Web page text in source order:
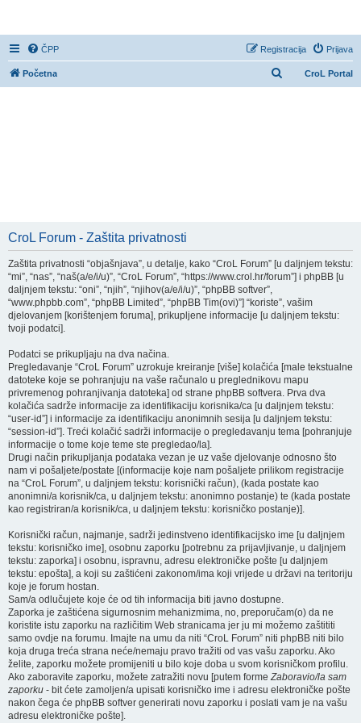
ČPP Prijava
Registracija
CroL Portal
Početna
CroL Forum - Zaštita privatnosti
Zaštita privatnosti “objašnjava”, u detalje, kako “CroL Forum” [u daljnjem tekstu:
“mi”, “nas”, “naš(a/e/i/u)”, “CroL Forum”, “https://www.crol.hr/forum”] i phpBB [u
daljnjem tekstu: “oni”, “njih”, “njihov(a/e/i/u)”, “phpBB softver”,
“www.phpbb.com”, “phpBB Limited”, “phpBB Tim(ovi)”] “koriste”, vašim
djelovanjem [korištenjem foruma], prikupljene informacije [u daljnjem tekstu:
tvoji podatci].
Podatci se prikupljaju na dva načina.
Pregledavanje “CroL Forum” uzrokuje kreiranje [više] kolačića [male tekstualne
datoteke koje se pohranjuju na vaše računalo u preglednikovu mapu
privremenog pohranjivanja datoteka] od strane phpBB softvera. Prva dva
kolačića sadrže informacije za identifikaciju korisnika/ca [u daljnjem tekstu:
“user-id”] i informacije za identifikaciju anonimnih sesija [u daljnjem tekstu:
“session-id”]. Treći kolačić sadrži informacije o pregledavanju tema [pohranjuje
informacije o tome koje teme ste pregledao/la].
Drugi način prikupljanja podataka vezan je uz vaše djelovanje odnosno što
nam vi pošaljete/postate [(informacije koje nam pošaljete prilikom registracije
na “CroL Forum”, u daljnjem tekstu: korisnički račun), (kada postate kao
anonimni/a korisnik/ca, u daljnjem tekstu: anonimno postanje) te (kada postate
kao registriran/a korisnik/ca, u daljnjem tekstu: korisničko postanje)].
Korisnički račun, najmanje, sadrži jedinstveno identifikacijsko ime [u daljnjem
tekstu: korisničko ime], osobnu zaporku [potrebnu za prijavljivanje, u daljnjem
tekstu: zaporka] i osobnu, ispravnu, adresu elektroničke pošte [u daljnjem
tekstu: epošta], a koji su zaštićeni zakonom/ima koji vrijede u državi na teritoriju
koje je forum hostan.
Sam/a odlučujete koje će od tih informacija biti javno dostupne.
Zaporka je zaštićena sigurnosnim mehanizmima, no, preporučam(o) da ne
koristite istu zaporku na različitim Web stranicama jer ju mi možemo zaštititi
samo ovdje na forumu. Imajte na umu da niti “CroL Forum” niti phpBB niti bilo
koja druga treća strana neće/nemaju pravo tražiti od vas vašu zaporku. Ako
želite, zaporku možete promijeniti u bilo koje doba u svom korisničkom profilu.
Ako zaboravite zaporku, možete zatražiti novu [putem formeZaboravio/la sam
zaporku - bit ćete zamoljen/a upisati korisničko ime i adresu elektroničke pošte
nakon čega će phpBB softver generirati novu zaporku i poslati vam je na vašu
adresu elektroničke pošte].